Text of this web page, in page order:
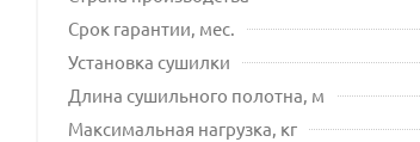
Срок гарантии, мес.
Установка сушилки
Длина сушильного полотна, м
Максимальная нагрузка, кг